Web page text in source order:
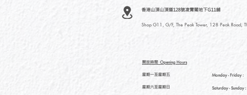
香港山頂山頂道128號凌霄閣地下G11舖
Shop G11, G/F, The Peak Tower, 128 Peak Road,
開放時間 Opening Hours
星期一至星期五
星期六至星期日
Monday - Friday :
Saturday- Sunday :